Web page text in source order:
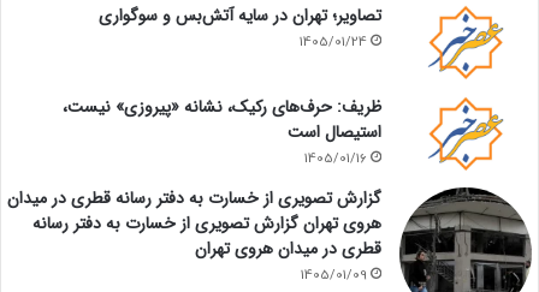
تصاویر؛ تهران در سایه آتش‌بس و سوگواری
1405/01/24
ظریف: حرف‌های رکیک، نشانه «پیروزی» نیست،
استیصال است
1405/01/16
گزارش تصویری از خسارت به دفتر رسانه قطری در میدان
هروی تهران گزارش تصویری از خسارت به دفتر رسانه
قطری در میدان هروی تهران
1405/01/09